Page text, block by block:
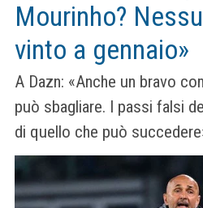
Mourinho?
vinto a gennaio»
A Dazn: «Anche un bravo
può sbagliare. I passi falsi
di quello che può